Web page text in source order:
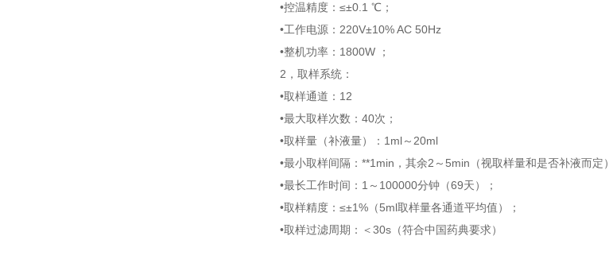
•控温精度：≤±0.1 ℃ ；
•工作电源： 220V±10% AC 50Hz
•整机功率： 1800W
；
2 ， 取样系统：
•取样通道： 12
•最大取样次数： 40次 ；
•取样量（补液量）： 1ml～ 20ml
•最小取样间隔： **1min ，其余2 ～ 5min （视取样量和是否补液而定）
•最长工作时间： 1 ～ 100000分钟（69天）
；
•取样精度：≤±1% （5ml取样量各通道平均值）
；
•取样过滤周期：＜30s （符合中国药典要求）